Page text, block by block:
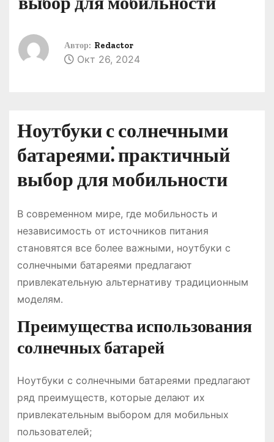
Автор: Redactor
Окт 26, 2024
Ноутбуки с солнечными
батареями⁚ практичный
выбор для мобильности
В современном мире, где мобильность и
независимость от источников питания
становятся все более важными, ноутбуки с
солнечными батареями предлагают
привлекательную альтернативу традиционным
моделям․
Преимущества использования
солнечных батарей
Ноутбуки с солнечными батареями предлагают
ряд преимуществ, которые делают их
привлекательным выбором для мобильных
пользователей;